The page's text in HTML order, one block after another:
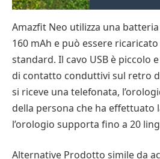
Amazfit Neo utilizza una
160 mAh e può essere
standard. Il cavo USB è piccolo
di contatto conduttivi sul retro
si riceve una telefonata,
della persona che ha effettuato
l’orologio supporta fino a 20
Alternative Prodotto simile da